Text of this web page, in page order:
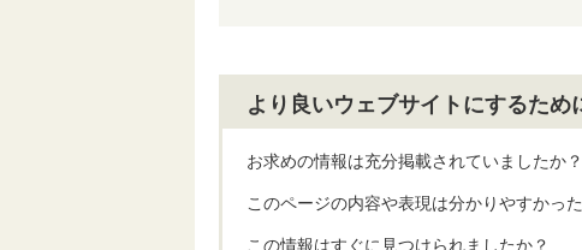
より良いウェブサイトにするた
お求めの情報は充分掲載されていましたか？
このページの内容や表現は分かりやすかっ
この情報はすぐに見つけられましたか？